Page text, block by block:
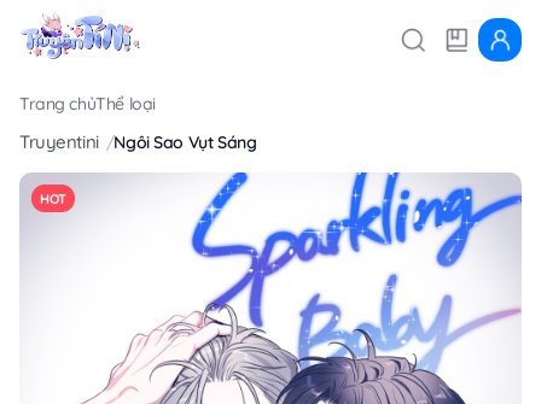
Trang chủThể loại
Truyentini Ngôi Sao Vụt Sáng
HOT